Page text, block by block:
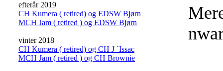
efterår 2019
CH Kumera ( retired) og EDSW Bjørn
MCH Jam ( retired ) og EDSW Bjørn
vinter 2018
CH Kumera ( retired) og CH J `Issac
MCH Jam ( retired ) og CH Brownie